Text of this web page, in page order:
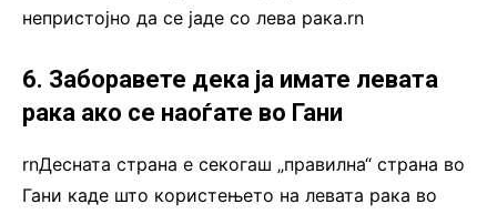
непристојно да се јаде со лева рака.rn
6. Заборавете дека ја имате левата
рака ако се наоѓате во Гани
rnДесната страна е секогаш „правилна“ страна во
Гани каде што користењето на левата рака во